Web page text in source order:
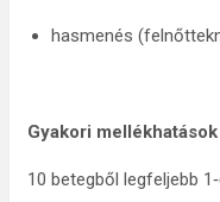
hasmenés
Gyakori mellékhatások
10 betegből legfeljebb